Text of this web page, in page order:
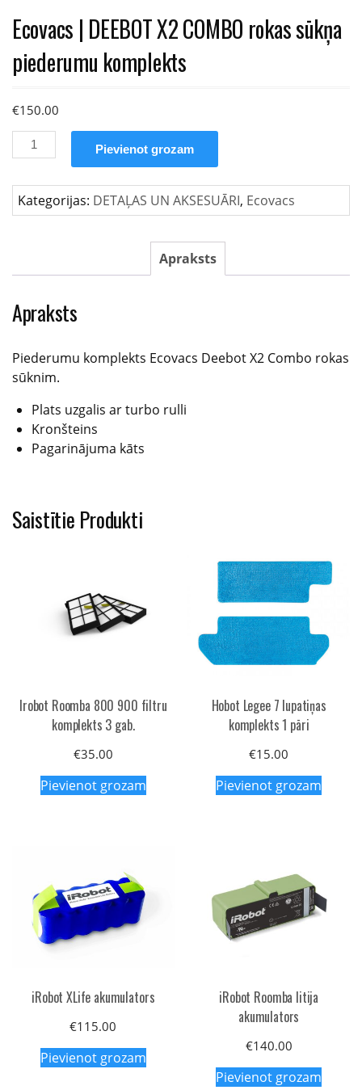
Ecovacs | DEEBOT X2 COMBO rokas sūkņa
piederumu komplekts
€150.00
Ecovacs
|
X2
COMBO
piederumu
daudzums
Pievienot grozam
Kategorijas: DETAĻAS UN AKSESUĀRI, Ecovacs
Apraksts
Apraksts
Piederumu komplekts Ecovacs Deebot X2 Combo rokas
sūknim.
Plats uzgalis ar turbo rulli
Kronšteins
Pagarinājuma kāts
Saistītie Produkti
Irobot Roomba 800 900 filtru
komplekts 3 gab.
€35.00
Pievienot grozam
Hobot Legee 7 lupatiņas
komplekts 1 pāri
€15.00
Pievienot grozam
iRobot XLife akumulators
€115.00
Pievienot grozam
iRobot Roomba litija
akumulators
€140.00
Pievienot grozam